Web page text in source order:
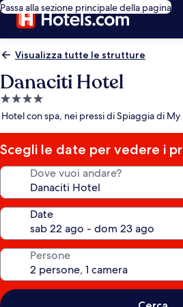
Passa alla sezione principale della pagina
Visualizza tutte le strutture
Danaciti Hotel
Struttura
a
stelle
Hotel con spa, nei pressi di Spiaggia di My
Scegli le date per vedere i
Dove vuoi andare?
Date
Persone